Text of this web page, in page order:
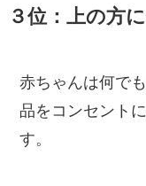
３位：上の方
赤ちゃんは何で
品をコンセント
す。